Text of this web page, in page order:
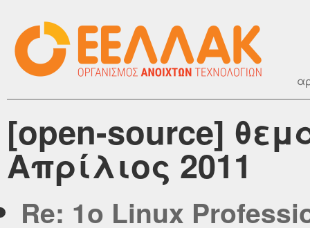
[open-source]
Απρίλιος 2011
Re: 1o Linux